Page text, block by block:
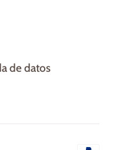
de datos